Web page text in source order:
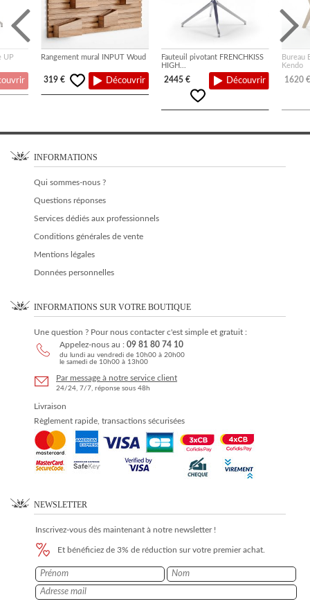
UP Rangement mural INPUT Woud
319 € Découvrir
Fauteuil pivotant FRENCHKISS
HIGH...
2445 € Découvrir
Bureau
Kendo
1620 €
INFORMATIONS
Qui sommes-nous ?
Questions réponses
Services dédiés aux professionnels
Conditions générales de vente
Mentions légales
Données personnelles
INFORMATIONS SUR VOTRE BOUTIQUE
Une question ? Pour nous contacter c'est simple et gratuit :
Appelez-nous au : 09 81 80 74 10
du lundi au vendredi de 10h00 à 20h00
le samedi de 10h00 à 13h00
Par message à notre service client
24/24, 7/7, réponse sous 48h
Livraison
Règlement rapide, transactions sécurisées
NEWSLETTER
Inscrivez-vous dès maintenant à notre newsletter !
Et bénéficiez de 3% de réduction sur votre premier achat.